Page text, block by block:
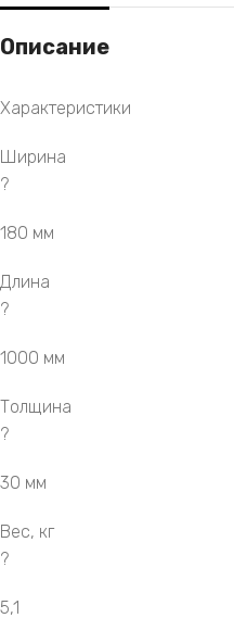
Описание
Характеристики
Ширина
?
180 мм
Длина
?
1000 мм
Толщина
?
30 мм
Вес, кг
?
5,1